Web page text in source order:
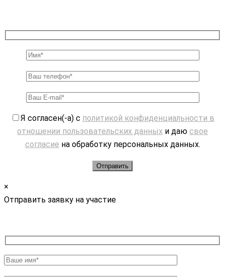
Я согласен(-а) с политикой конфиденциальности в
отношении пользовательских данных и даю свое
согласие на обработку персональных данных.
×
Отправить заявку на участие